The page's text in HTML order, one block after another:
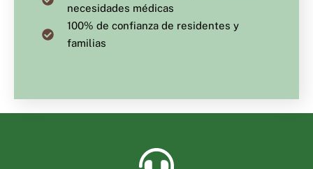
necesidades médicas
100% de confianza de residentes y
familias